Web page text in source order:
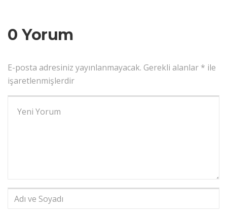
0 Yorum
E-posta adresiniz yayınlanmayacak. Gerekli alanlar * ile
işaretlenmişlerdir
Adı